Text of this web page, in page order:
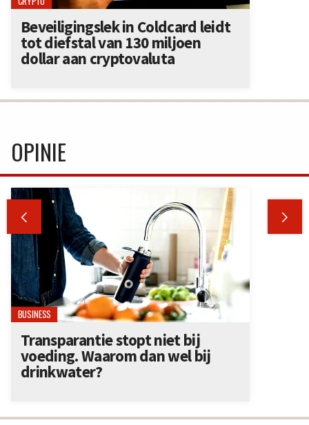
Beveiligingslek in Coldcard leidt
tot diefstal van 130 miljoen
dollar aan cryptovaluta
OPINIE
 
BUSINESS
Transparantie stopt niet bij
voeding. Waarom dan wel bij
drinkwater?